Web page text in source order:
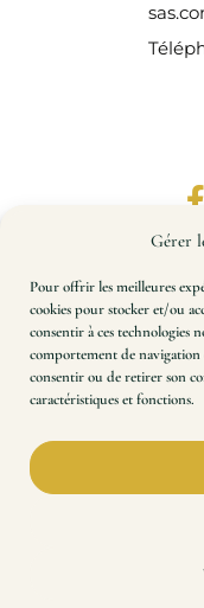
Gérer
Pour offrir les meilleures
cookies pour stocker et/ou
consentir à ces technologies
comportement de navigation
consentir ou de retirer son
caractéristiques et fonctions.
Impression à la
plans techniques, à
Précision, rapidité,
service depuis 2014.